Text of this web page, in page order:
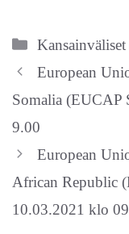
Kategoriat
European
Somalia
9.00
European
African Republic
10.03.2021 klo